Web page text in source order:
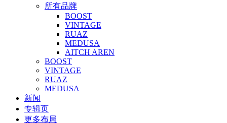
所有品牌
BOOST
VINTAGE
RUAZ
MEDUSA
AITCH AREN
BOOST
VINTAGE
RUAZ
MEDUSA
新闻
专辑页
更多布局